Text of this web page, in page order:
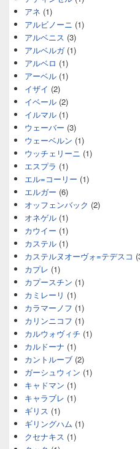
アネ (1)
アルビノーニ (1)
アルベニス (3)
アルベルガ(1)
アルベロ (1)
アーベル (1)
イザイ (2)
イベール (2)
イルマル (1)
ウェーバー (3)
ウェーベルン (1)
ウッチェリーニ (1)
エスプラ (1)
エル=コーリー (1)
エルガー (6)
オッフェンバック (2)
オネゲル (1)
カウイー (1)
カステル (1)
カステルヌオーヴォ=テデスコ
カプレ (1)
カプースチン (1)
カミレーリ (1)
カラマーノフ (1)
カリンニコフ (1)
カルウォヴィチ (1)
カルドーナ (1)
カントルーブ (2)
ガーシュウィン (1)
キャドマン (1)
キャラブレ (1)
ギリス (1)
ギリングハム (1)
クセナキス (1)